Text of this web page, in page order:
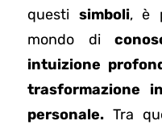
questi simboli, è
mondo di
intuizione
trasformazione
personale.Tra